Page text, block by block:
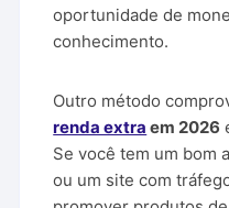
oportunidade de
conhecimento.
Outro método
renda extra em 2026
Se você tem um bom
ou um site com